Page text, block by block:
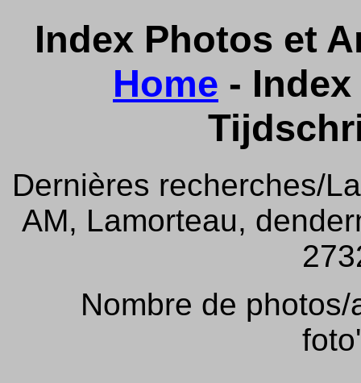
Index Photos et
Home -
Dernières recherches/
AM, Lamorteau,
Nombre de